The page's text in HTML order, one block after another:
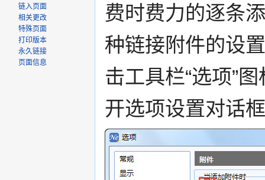
费时费力的逐条
种链接附件的设
击工具栏“选项”
开选项设置对话
链入页面
相关更改
特殊页面
打印版本
永久链接
页面信息